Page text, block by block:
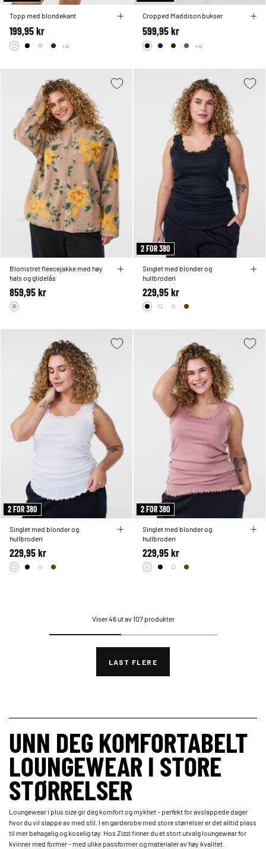
Topp med blondekant
199,95 kr
+4
Cropped Maddison bukser
599,95 kr
+4
Blomstret fleecejakke med høy
hals og glidelås
859,95 kr
2 FOR 380
Singlet med blonder og
hullbroderi
229,95 kr
2 FOR 380
Singlet med blonder og
hullbroderi
229,95 kr
2 FOR 380
Singlet med blonder og
hullbroderi
229,95 kr
Viser 46 ut av 107 produkter
LAST FLERE
UNN DEG KOMFORTABELT
LOUNGEWEAR I STORE
STØRRELSER
Loungewear i plus size gir deg komfort og mykhet – perfekt for avslappede dager
hvor du vil slappe av med stil. I en garderobe med store størrelser er det alltid plass
til mer behagelig og koselig tøy. Hos Zizzi finner du et stort utvalg loungewear for
kvinner med former – med ulike passformer og materialer av høy kvalitet.